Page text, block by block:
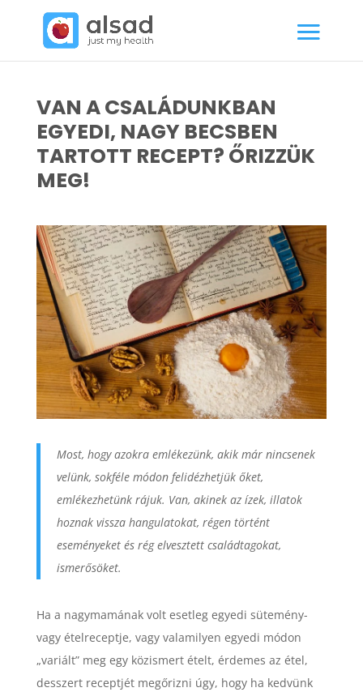
VAN A CSALÁDUNKBAN
EGYEDI, NAGY BECSBEN
TARTOTT RECEPT? ŐRIZZÜK
MEG!
Most, hogy azokra emlékezünk, akik már nincsenek
velünk, sokféle módon felidézhetjük őket,
emlékezhetünk rájuk. Van, akinek az ízek, illatok
hoznak vissza hangulatokat, régen történt
eseményeket és rég elvesztett családtagokat,
ismerősöket.
Ha a nagymamának volt esetleg egyedi sütemény-
vagy ételreceptje, vagy valamilyen egyedi módon
„variált” meg egy közismert ételt, érdemes az étel,
desszert receptjét megőrizni úgy, hogy ha kedvünk